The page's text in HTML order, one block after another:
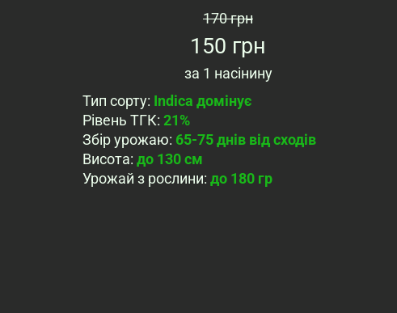
170 грн
150 грн
за 1 насінину
Тип сорту: Indica домінує
Рівень ТГК: 21%
Збір урожаю: 65-75 днів від сходів
Висота: до 130 cм
Урожай з рослини: до 180 гр